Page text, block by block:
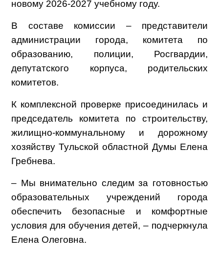
новому 2026-2027 учебному году.
В составе комиссии – представители
администрации города, комитета по
образованию, полиции, Росгвардии,
депутатского корпуса, родительских
комитетов.
К комплексной проверке присоединилась и
председатель комитета по строительству,
жилищно-коммунальному и дорожному
хозяйству Тульской областной Думы Елена
Гребнева.
– Мы внимательно следим за готовностью
образовательных учреждений города
обеспечить безопасные и комфортные
условия для обучения детей, – подчеркнула
Елена Олеговна.